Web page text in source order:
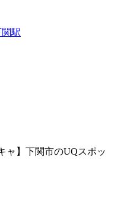
駅
ャ】下関市のUQスポッ